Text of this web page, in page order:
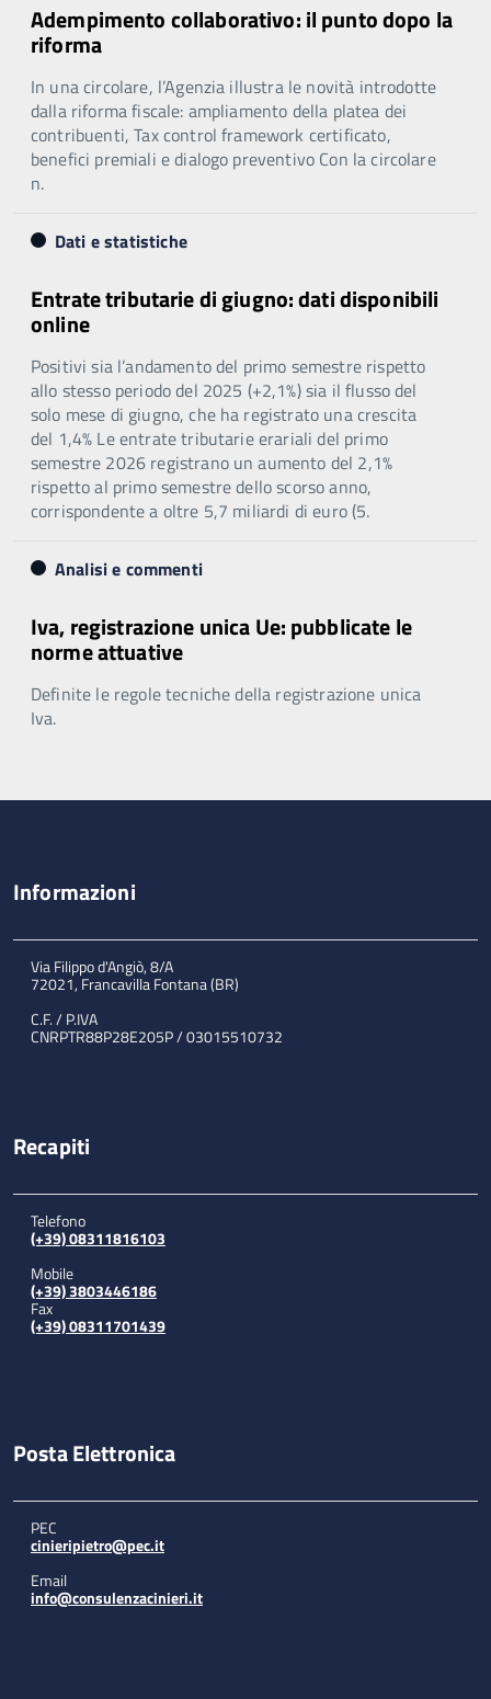
Adempimento collaborativo: il punto dopo la
riforma
In una circolare, l’Agenzia illustra le novità introdotte
dalla riforma fiscale: ampliamento della platea dei
contribuenti, Tax control framework certificato,
benefici premiali e dialogo preventivo Con la circolare
n.
Dati e statistiche
Entrate tributarie di giugno: dati disponibili
online
Positivi sia l’andamento del primo semestre rispetto
allo stesso periodo del 2025 (+2,1%) sia il flusso del
solo mese di giugno, che ha registrato una crescita
del 1,4% Le entrate tributarie erariali del primo
semestre 2026 registrano un aumento del 2,1%
rispetto al primo semestre dello scorso anno,
corrispondente a oltre 5,7 miliardi di euro (5.
Analisi e commenti
Iva, registrazione unica Ue: pubblicate le
norme attuative
Definite le regole tecniche della registrazione unica
Iva.
Informazioni
Via Filippo d'Angiò, 8/A
72021, Francavilla Fontana (BR)
C.F. / P.IVA
CNRPTR88P28E205P / 03015510732
Recapiti
Telefono
(+39) 08311816103
Mobile
(+39) 3803446186
Fax
(+39) 08311701439
Posta Elettronica
PEC
cinieripietro@pec.it
Email
info@consulenzacinieri.it